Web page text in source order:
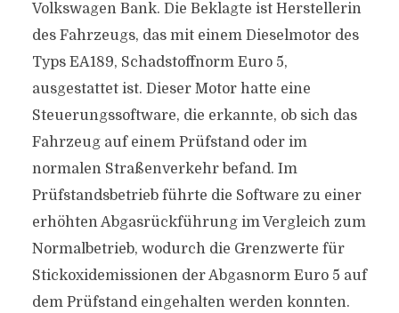
Volkswagen Bank. Die Beklagte ist Herstellerin
des Fahrzeugs, das mit einem Dieselmotor des
Typs EA189, Schadstoffnorm Euro 5,
ausgestattet ist. Dieser Motor hatte eine
Steuerungssoftware, die erkannte, ob sich das
Fahrzeug auf einem Prüfstand oder im
normalen Straßenverkehr befand. Im
Prüfstandsbetrieb führte die Software zu einer
erhöhten Abgasrückführung im Vergleich zum
Normalbetrieb, wodurch die Grenzwerte für
Stickoxidemissionen der Abgasnorm Euro 5 auf
dem Prüfstand eingehalten werden konnten.